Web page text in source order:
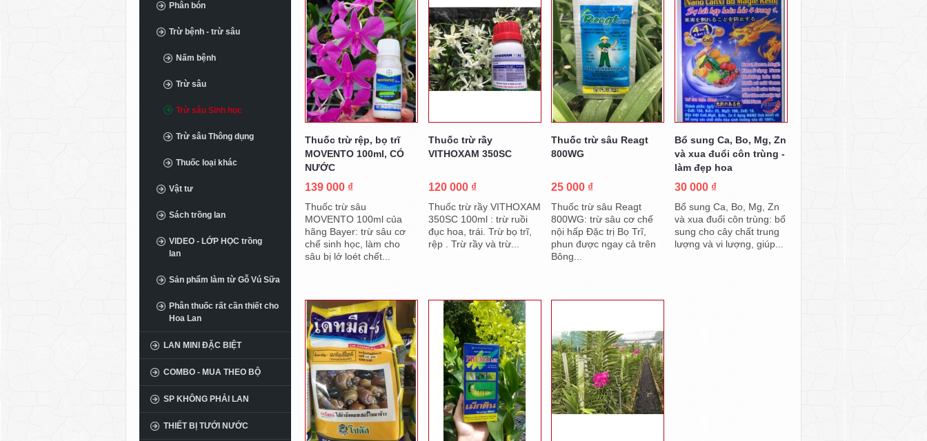
Phân bón
Trừ bệnh - trừ sâu
Nấm bệnh
Trừ sâu
Trừ sâu Sinh học
Trừ sâu Thông dụng
Thuốc loại khác
Vật tư
Sách trồng lan
VIDEO - LỚP HỌC trồng
lan
Sản phẩm làm từ Gỗ Vú Sữa
Phân thuốc rất cần thiết cho
Hoa Lan
LAN MINI ĐẶC BIỆT
COMBO - MUA THEO BỘ
SP KHÔNG PHẢI LAN
THIẾT BỊ TƯỚI NƯỚC
Thuốc trừ rệp, bọ trĩ
MOVENTO 100ml, CÓ
NƯỚC
139 000 ₫
Thuốc trừ sâu
MOVENTO 100ml của
hãng Bayer: trừ sâu cơ
chế sinh học, làm cho
sâu bị lở loét chết...
Thuốc trừ rầy
VITHOXAM 350SC
120 000 ₫
Thuốc trừ rầy VITHOXAM
350SC 100ml : trừ ruồi
đục hoa, trái. Trừ bọ trĩ,
rệp . Trừ rầy và trừ...
Thuốc trừ sâu Reagt
800WG
25 000 ₫
Thuốc trừ sâu Reagt
800WG: trừ sâu cơ chế
nội hấp Đặc trị Bọ Trĩ,
phun được ngay cả trên
Bông...
Bổ sung Ca, Bo, Mg, Zn
và xua đuổi côn trùng -
làm đẹp hoa
30 000 ₫
Bổ sung Ca, Bo, Mg, Zn
và xua đuổi côn trùng: bổ
sung cho cây chất trung
lượng và vi lượng, giúp...